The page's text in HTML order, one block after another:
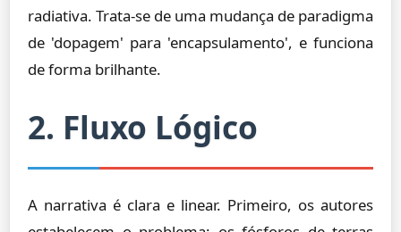
radiativa. Trata-se de uma mudança de paradigma
de 'dopagem' para 'encapsulamento', e funciona
de forma brilhante.
2. Fluxo Lógico
A narrativa é clara e linear. Primeiro, os autores